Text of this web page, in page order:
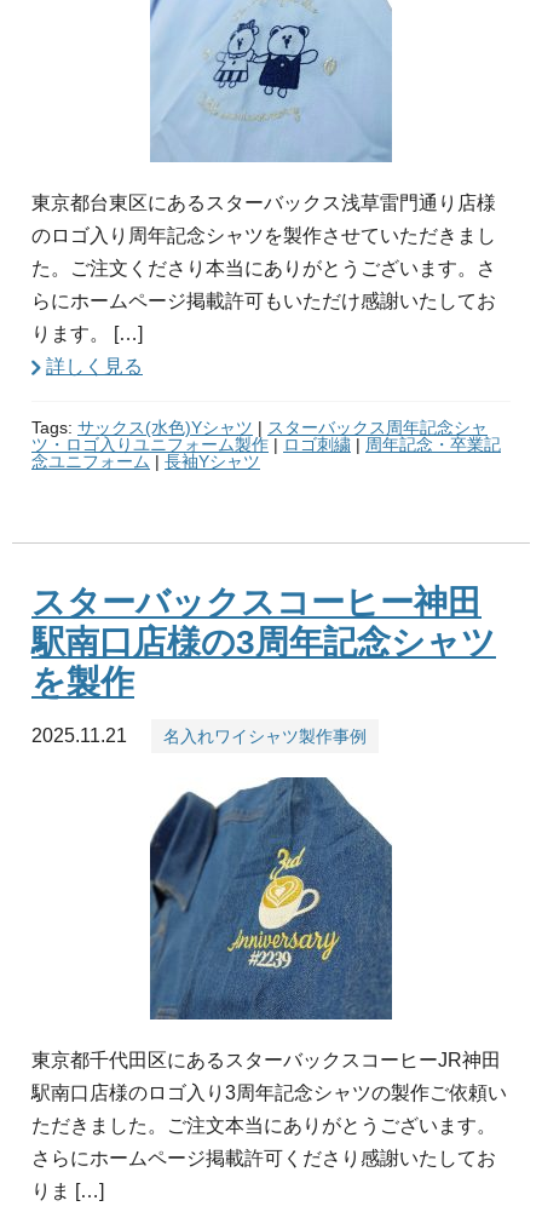
東京都台東区にあるスターバックス浅草雷門通り店様
のロゴ入り周年記念シャツを製作させていただきまし
た。ご注文くださり本当にありがとうございます。さ
らにホームページ掲載許可もいただけ感謝いたしてお
ります。 […]
詳しく見る
Tags: サックス(水色)Yシャツ | スターバックス周年記念シャ
ツ・ロゴ入りユニフォーム製作 | ロゴ刺繍 | 周年記念・卒業記
念ユニフォーム | 長袖Yシャツ
スターバックスコーヒー神田
駅南口店様の3周年記念シャツ
を製作
2025.11.21 名入れワイシャツ製作事例
東京都千代田区にあるスターバックスコーヒーJR神田
駅南口店様のロゴ入り3周年記念シャツの製作ご依頼い
ただきました。ご注文本当にありがとうございます。
さらにホームページ掲載許可くださり感謝いたしてお
りま […]